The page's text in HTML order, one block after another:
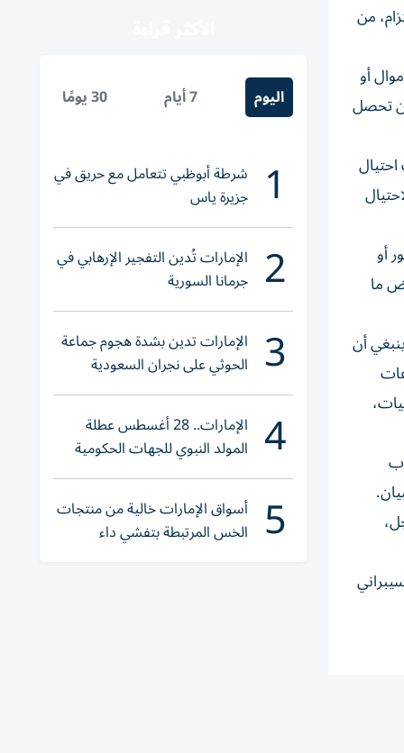
من
أو
لن تحصل
أو
ما
أن
إلى حساب
اليوم 7 أيام 30 يومًا
1 شرطة أبوظبي تتعامل مع حريق في
جزيرة ياس
2 الإمارات تُدين التفجير الإرهابي في
جرمانا السورية
3 الإمارات تدين بشدة هجوم جماعة
الحوثي على نجران السعودية
4 الإمارات.. 28 أغسطس عطلة
المولد النبوي للجهات الحكومية
الاتحادية و «الخاص»
5 أسواق الإمارات خالية من منتجات
الخس المرتبطة بتفشي داء